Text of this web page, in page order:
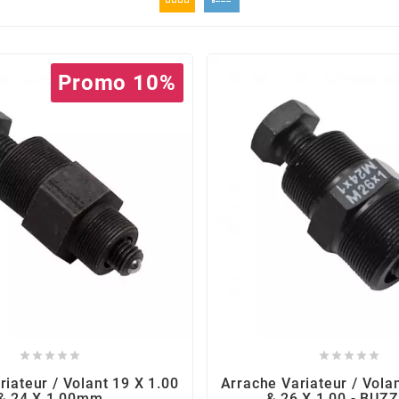
Promo 10%
    
/ Volant 19 X 1.00
    
Arrache Variateur /